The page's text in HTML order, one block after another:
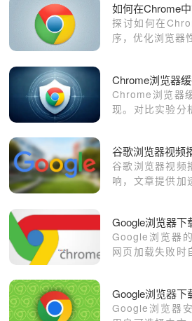
探讨如何在
序，优化浏览器
Chrome浏览器
Chrome浏览器
现。对比实验分
谷歌浏览器视频
响，文章提供加
Google浏览器
网页加载失败时
Google浏览器